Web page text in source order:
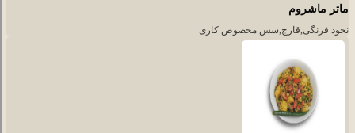
ماتر ماشروم
نخود فرنگی,قارچ,سس مخصوص کاری